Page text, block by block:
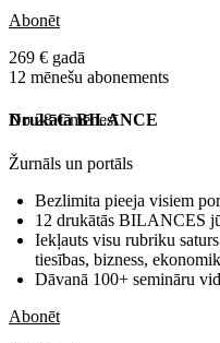
Abonēt
269 € gadā
12 mēnešu abonements
No 28 € mēnesī
Drukātā BILANCE
Žurnāls un portāls
Bezlimita pieeja visiem
12 drukātās BILANCES
Iekļauts visu rubriku
tiesības, bizness,
Dāvanā 100+ semināru
Abonēt